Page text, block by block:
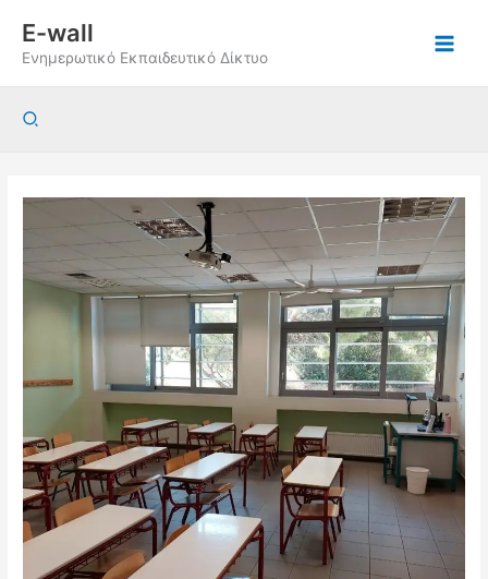
περιεχόμενο
E-wall
Ενημερωτικό Εκπαιδευτικό Δίκτυο
Αναζήτηση